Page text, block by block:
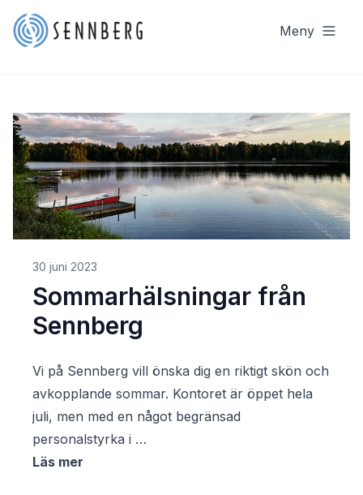
Meny
30 juni 2023
Sommarhälsningar från
Sennberg
Vi på Sennberg vill önska dig en riktigt skön och
avkopplande sommar. Kontoret är öppet hela
juli, men med en något begränsad
personalstyrka i …
Läs mer